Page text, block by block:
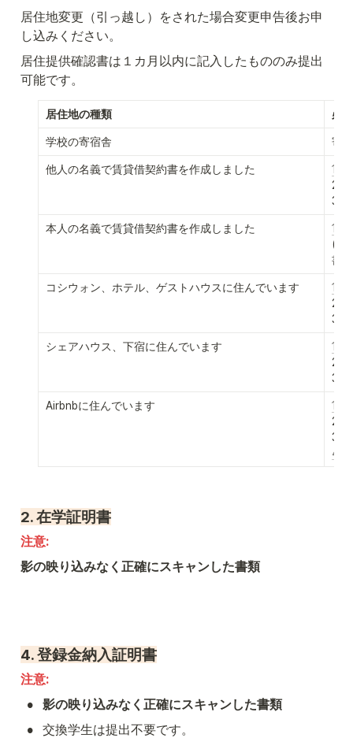
居住地変更（引っ越し）をされた場合変更申告後お申
し込みください。
居住提供確認書は１カ月以内に記入したもののみ提出
可能です。
居住地の種類 必
学校の寄宿舎 寄
他人の名義で賃貸借契約書を作成しました
1.
2.
3.
本人の名義で賃貸借契約書を作成しました
1.
(2.
書
コシウォン、ホテル、ゲストハウスに住んでいます
1.
2.
3.
シェアハウス、下宿に住んでいます
1.
2.
3.
Airbnbに住んでいます
1.
2.
3.
4.
2. 在学証明書
注意:
影の映り込みなく正確にスキャンした書類
4. 登録金納入証明書
注意:
• 影の映り込みなく正確にスキャンした書類
• 交換学生は提出不要です。